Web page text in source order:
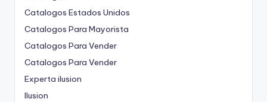
Catalogos Estados Unidos
Catalogos Para Mayorista
Catalogos Para Vender
Catalogos Para Vender
Experta ilusion
Ilusion